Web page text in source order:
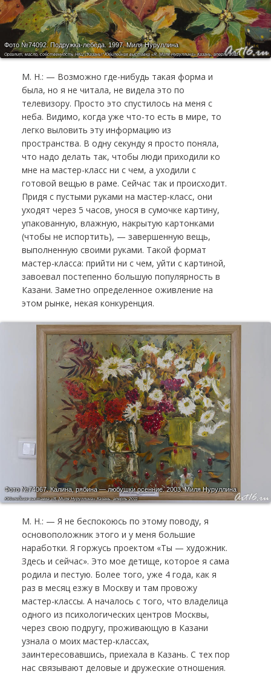
Фото №74092. Подружка-лебеда. 1997. Миля Нуруллина
Оргалит, масло, собственность НКЦ \"Казань\" Юбилейная выставка «Я, Миля Нуруллина» Казань, аперль 2011
М. Н.: — Возможно где-нибудь такая форма и
была, но я не читала, не видела это по
телевизору. Просто это спустилось на меня с
неба. Видимо, когда уже что-то есть в мире, то
легко выловить эту информацию из
пространства. В одну секунду я просто поняла,
что надо делать так, чтобы люди приходили ко
мне на мастер-класс ни с чем, а уходили с
готовой вещью в раме. Сейчас так и происходит.
Придя с пустыми руками на мастер-класс, они
уходят через 5 часов, унося в сумочке картину,
упакованную, влажную, накрытую картонками
(чтобы не испортить), — завершенную вещь,
выполненную своими руками. Такой формат
мастер-класса: прийти ни с чем, уйти с картиной,
завоевал постепенно большую популярность в
Казани. Заметно определенное оживление на
этом рынке, некая конкуренция.
Фото №74067.Калина, рябина — любушки осенние. 2003. Миля Нуруллина
Юбилейная выставка «Я, Миля Нуруллина» Казань, аперль 2011
М. Н.: — Я не беспокоюсь по этому поводу, я
основоположник этого и у меня большие
наработки. Я горжусь проектом «Ты — художник.
Здесь и сейчас». Это мое детище, которое я сама
родила и пестую. Более того, уже 4 года, как я
раз в месяц езжу в Москву и там провожу
мастер-классы. А началось с того, что владелица
одного из психологических центров Москвы,
через свою подругу, проживающую в Казани
узнала о моих мастер-классах,
заинтересовавшись, приехала в Казань. С тех пор
нас связывают деловые и дружеские отношения.